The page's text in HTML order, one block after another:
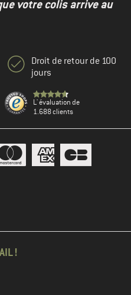
votre colis arrive au
Droit de retour de 100
jours
L' évaluation de
1.688 clients
!